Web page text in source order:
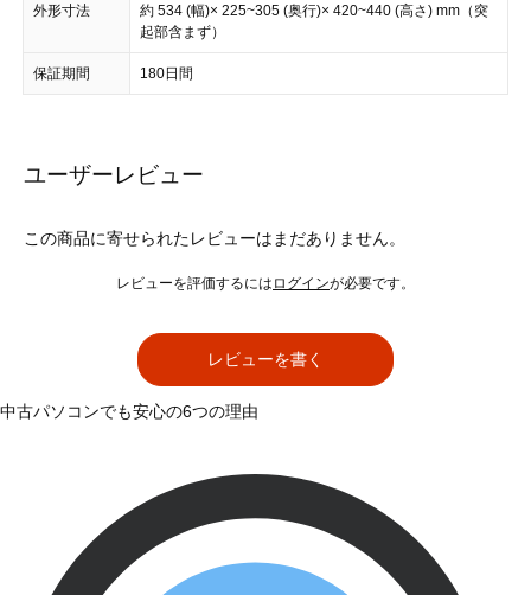
外形寸法
約 534 (幅)× 225~305 (奥行)× 420~440 (高さ) mm（突
起部含まず）
保証期間 180日間
ユーザーレビュー
この商品に寄せられたレビューはまだありません。
レビューを評価するには ログインが必要です。
レビューを書く
中古パソコンでも安心の6つの理由